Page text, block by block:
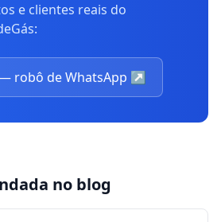
e clientes reais do
robô de WhatsApp ↗
no blog